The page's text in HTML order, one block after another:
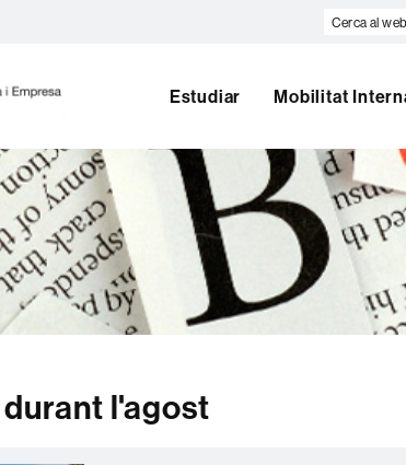
Cerca
B
Estudiar Mobilitat
l'agost